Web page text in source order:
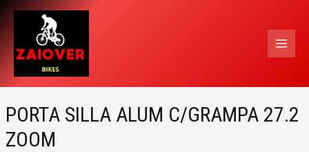
contenido
PORTA SILLA ALUM C/GRAMPA 27.2
ZOOM